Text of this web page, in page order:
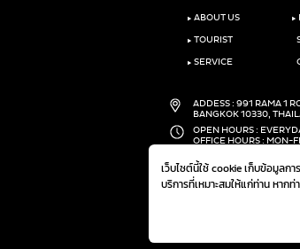
เว็บไซต์นี้ใช้ cookie เก็บข้อมูลก
บริการที่เหมาะสมให้แก่ท่าน หาก
‣ ABOUT US
‣ TOURIST
‣ SERVICE
‣
ADDESS : 991 RAMA 1
BANGKOK 10330,
OPEN HOURS :
OFFICE HOURS : MON-
FAX :(+66)2-690-1000